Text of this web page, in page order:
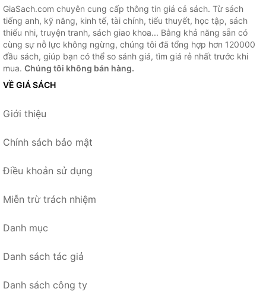
GiaSach.com chuyên cung cấp thông tin giá cả sách. Từ sách
tiếng anh, kỹ năng, kinh tế, tài chính, tiểu thuyết, học tập, sách
thiếu nhi, truyện tranh, sách giao khoa... Bằng khả năng sẵn có
cùng sự nỗ lực không ngừng, chúng tôi đã tổng hợp hơn 120000
đầu sách, giúp bạn có thể so sánh giá, tìm giá rẻ nhất trước khi
mua. Chúng tôi không bán hàng.
VỀ GIÁ SÁCH
Giới thiệu
Chính sách bảo mật
Điều khoản sử dụng
Miễn trừ trách nhiệm
Danh mục
Danh sách tác giả
Danh sách công ty